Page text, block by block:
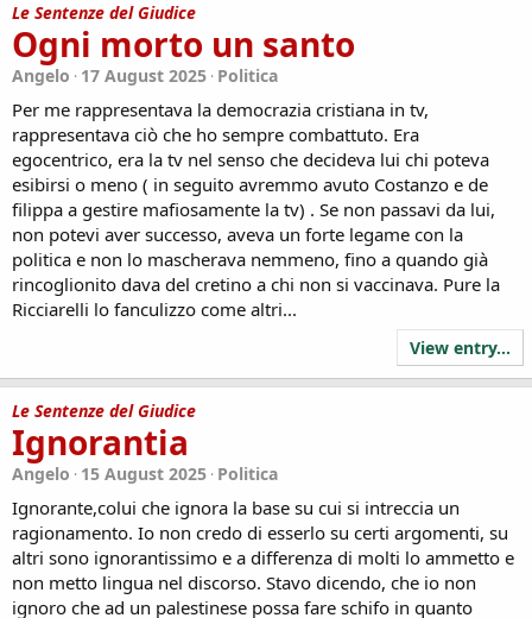
Le Sentenze del Giudice
Ogni morto un santo
Angelo 17 August 2025 Politica
Per me rappresentava la democrazia cristiana in tv,
rappresentava ciò che ho sempre combattuto. Era
egocentrico, era la tv nel senso che decideva lui chi poteva
esibirsi o meno ( in seguito avremmo avuto Costanzo e de
filippa a gestire mafiosamente la tv) . Se non passavi da lui,
non potevi aver successo, aveva un forte legame con la
politica e non lo mascherava nemmeno, fino a quando già
rincoglionito dava del cretino a chi non si vaccinava. Pure la
Ricciarelli lo fanculizzo come altri...
View entry...
Le Sentenze del Giudice
Ignorantia
Angelo 15 August 2025 Politica
Ignorante,colui che ignora la base su cui si intreccia un
ragionamento. Io non credo di esserlo su certi argomenti, su
altri sono ignorantissimo e a differenza di molti lo ammetto e
non metto lingua nel discorso. Stavo dicendo, che io non
ignoro che ad un palestinese possa fare schifo in quanto